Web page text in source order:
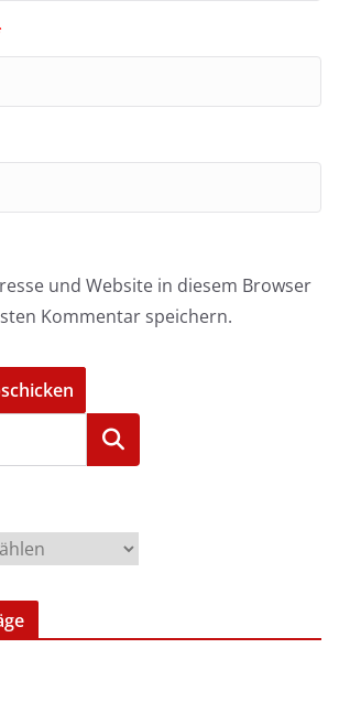
und Website in diesem Browser
Kommentar speichern.
Kategorien